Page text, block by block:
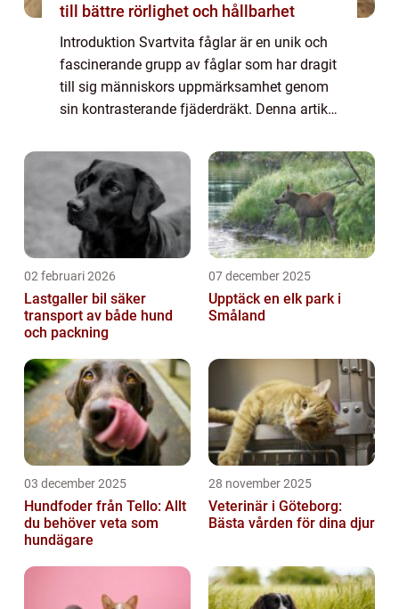
till bättre rörlighet och hållbarhet
Introduktion Svartvita fåglar är en unik och
fascinerande grupp av fåglar som har dragit
till sig människors uppmärksamhet genom
sin kontrasterande fjäderdräkt. Denna artikel
översikt över svartvit fågel, pr...
02 februari 2026
Lastgaller bil säker
transport av både hund
och packning
07 december 2025
Upptäck en elk park i
Småland
03 december 2025
Hundfoder från Tello: Allt
du behöver veta som
hundägare
28 november 2025
Veterinär i Göteborg:
Bästa vården för dina djur